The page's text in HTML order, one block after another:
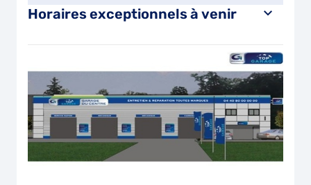
Horaires exceptionnels à venir